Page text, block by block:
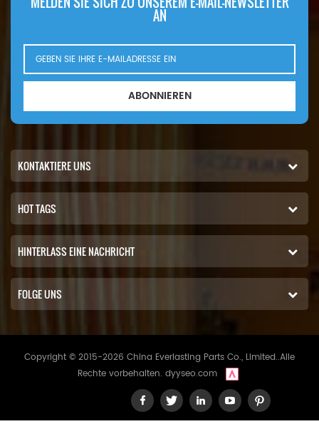
AN
ABONNIEREN
KONTAKTIERE UNS
HOT TAGS
HINTERLASS EINE NACHRICHT
FOLGE UNS
Copyright © 2015-2026 China Everlasting Parts Co., Limited..Alle
Rechte vorbehalten. dyyseo.com